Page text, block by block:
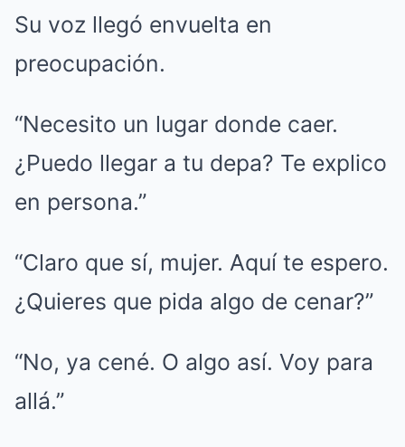
Su voz llegó envuelta en
preocupación.
“Necesito un lugar donde caer.
¿Puedo llegar a tu depa? Te explico
en persona.”
“Claro que sí, mujer. Aquí te espero.
¿Quieres que pida algo de cenar?”
“No, ya cené. O algo así. Voy para
allá.”